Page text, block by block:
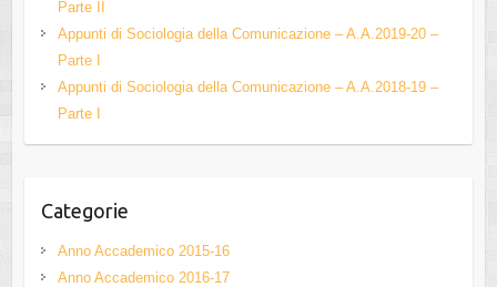
h
a
n
Parte II
Appunti di Sociologia della Comunicazione – A.A.2019-20 –
Parte I
Appunti di Sociologia della Comunicazione – A.A.2018-19 –
Parte I
Categorie
Anno Accademico 2015-16
Anno Accademico 2016-17